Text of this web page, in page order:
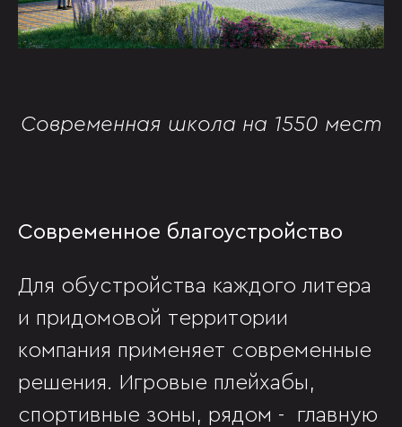
Современная школа на 1550 мест
Современное благоустройство
Для обустройства каждого литера
и придомовой территории
компания применяет современные
решения. Игровые плейхабы,
спортивные зоны, рядом - главную